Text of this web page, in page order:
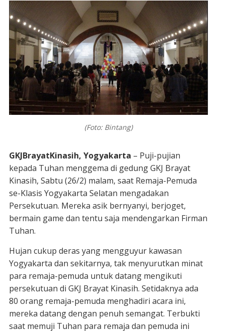
(Foto: Bintang)
GKJBrayatKinasih, Yogyakarta – Puji-pujian
kepada Tuhan menggema di gedung GKJ Brayat
Kinasih, Sabtu (26/2) malam, saat Remaja-Pemuda
se-Klasis Yogyakarta Selatan mengadakan
Persekutuan. Mereka asik bernyanyi, berjoget,
bermain game dan tentu saja mendengarkan Firman
Tuhan.
Hujan cukup deras yang mengguyur kawasan
Yogyakarta dan sekitarnya, tak menyurutkan minat
para remaja-pemuda untuk datang mengikuti
persekutuan di GKJ Brayat Kinasih. Setidaknya ada
80 orang remaja-pemuda menghadiri acara ini,
mereka datang dengan penuh semangat. Terbukti
saat memuji Tuhan para remaja dan pemuda ini